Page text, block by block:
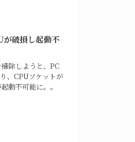
破損し起動不
除しようと、PC
、CPUソケットが
動不可能に。。